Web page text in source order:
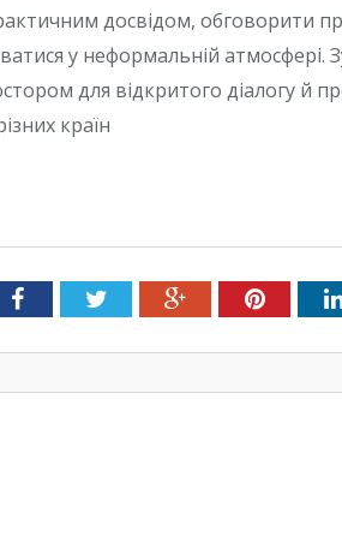
досвідом, обговорити
у неформальній атмосфері.
для відкритого діалогу й
країн
FacebookTwitter Google+